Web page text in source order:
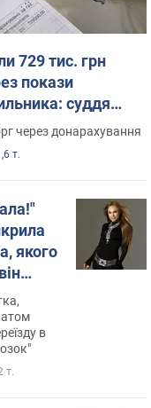
729 тис. грн
покази
суддя
рішення
через донарахування
т.
якого
не
в
т.